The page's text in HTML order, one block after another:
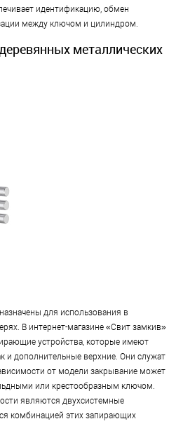
идентификацию, обмен
между ключом и цилиндром.
металлических
для использования в
В интернет-магазине «Свит замкив»
устройства, которые имеют
и дополнительные верхние. Они служат
от модели закрывание может
или крестообразным ключом.
являются двухсистемные
комбинацией этих запирающих